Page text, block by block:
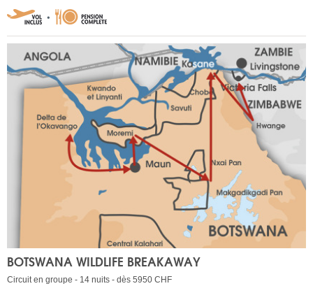
BOTSWANA WILDLIFE BREAKAWAY
Circuit en groupe - 14 nuits - dès 5950 CHF